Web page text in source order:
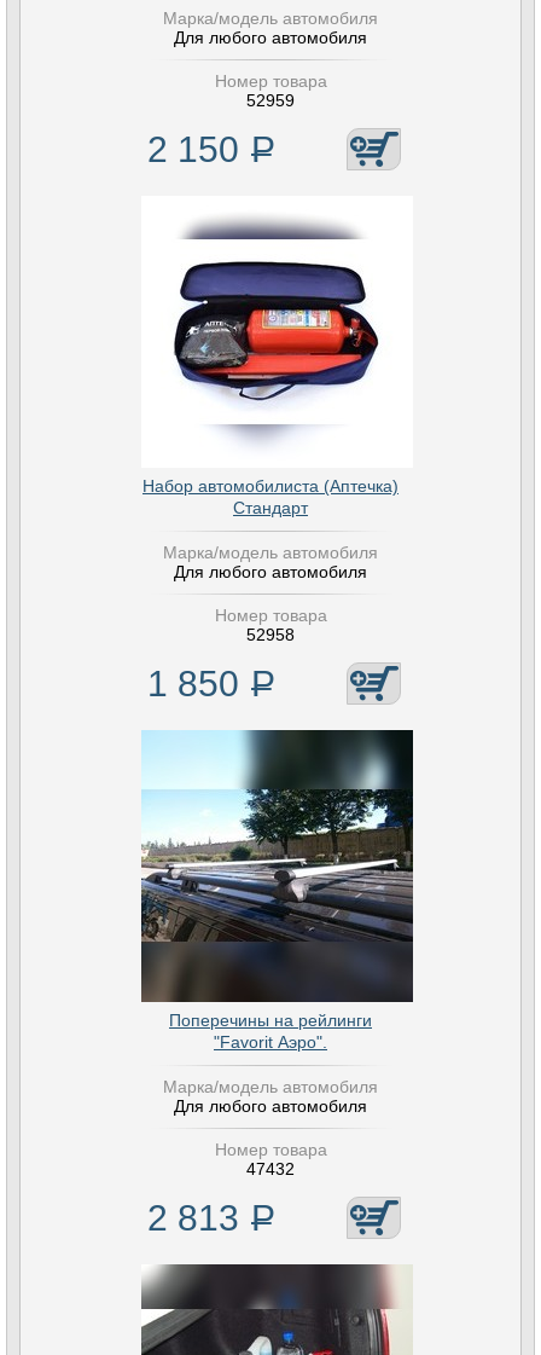
Марка/модель автомобиля
Для любого автомобиля
Номер товара
52959
2 150 Р
Набор автомобилиста (Аптечка)
Стандарт
Марка/модель автомобиля
Для любого автомобиля
Номер товара
52958
1 850 Р
Поперечины на рейлинги
"Favorit Аэро".
Марка/модель автомобиля
Для любого автомобиля
Номер товара
47432
2 813 Р